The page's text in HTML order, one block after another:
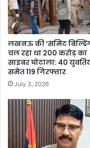
लखनऊ की ‘समिट
चल रहा था 200 करोड़ का
साइबर घोटाला: 40
समेत 119 गिरफ्तार
July 3, 2026